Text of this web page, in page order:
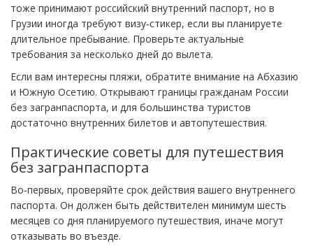
тоже принимают российский внутренний паспорт, но в
Грузии иногда требуют визу‑стикер, если вы планируете
длительное пребывание. Проверьте актуальные
требования за несколько дней до вылета.
Если вам интересны пляжи, обратите внимание на Абхазию
и Южную Осетию. Открывают границы гражданам России
без загранпаспорта, и для большинства туристов
достаточно внутренних билетов и автопутешествия.
Практические советы для путешествия
без загранпаспорта
Во-первых, проверяйте срок действия вашего внутреннего
паспорта. Он должен быть действителен минимум шесть
месяцев со дня планируемого путешествия, иначе могут
отказывать во въезде.